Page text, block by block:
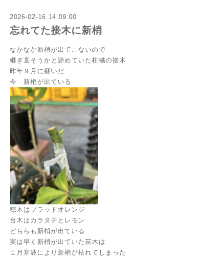
2026-02-16 14:09:00
忘れてた接木に新梢
なかなか新梢が出てこないので
継ぎ直そうかと諦めていた柑橘の接木
昨年９月に継いだ
今 新梢が出ている
穂木はブラッドオレンジ
台木はカラタチとレモン
どちらも新梢が出ている
実は早く新梢が出ていた苗木は
１月寒波により新梢が枯れてしまった